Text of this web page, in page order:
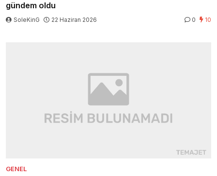
gündem oldu
SoleKinG 22 Haziran 2026 0 10
GENEL